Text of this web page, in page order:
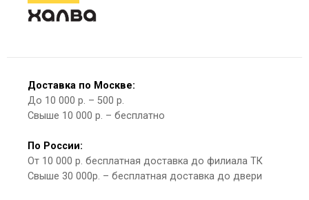
Доставка по Москве:
До 10 000 р. – 500 р.
Свыше 10 000 р. – бесплатно
По России:
От 10 000 р. бесплатная доставка до филиала ТК
Свыше 30 000р. – бесплатная доставка до двери